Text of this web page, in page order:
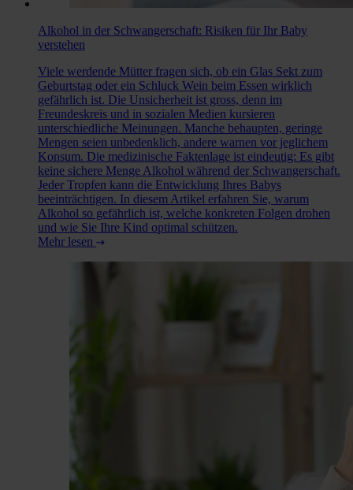
Alkohol in der Schwangerschaft: Risiken für Ihr Baby
verstehen
Viele werdende Mütter fragen sich, ob ein Glas Sekt zum
Geburtstag oder ein Schluck Wein beim Essen wirklich
gefährlich ist. Die Unsicherheit ist gross, denn im
Freundeskreis und in sozialen Medien kursieren
unterschiedliche Meinungen. Manche behaupten, geringe
Mengen seien unbedenklich, andere warnen vor jeglichem
Konsum. Die medizinische Faktenlage ist eindeutig: Es gibt
keine sichere Menge Alkohol während der Schwangerschaft.
Jeder Tropfen kann die Entwicklung Ihres Babys
beeinträchtigen. In diesem Artikel erfahren Sie, warum
Alkohol so gefährlich ist, welche konkreten Folgen drohen
und wie Sie Ihre Kind optimal schützen.
Mehr lesen